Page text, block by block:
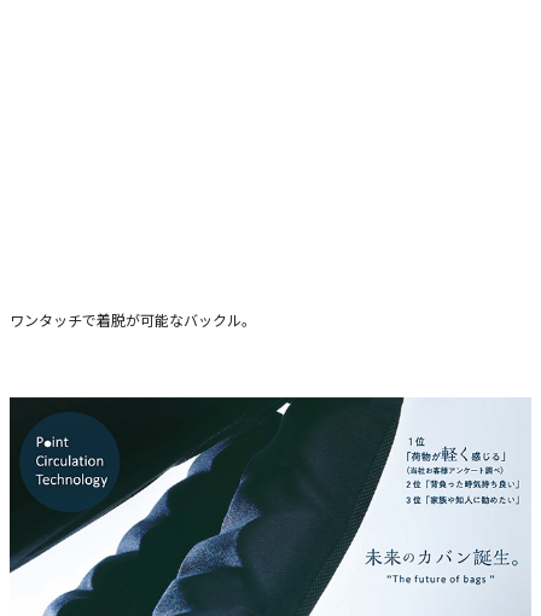
ワンタッチで着脱が可能なバックル。